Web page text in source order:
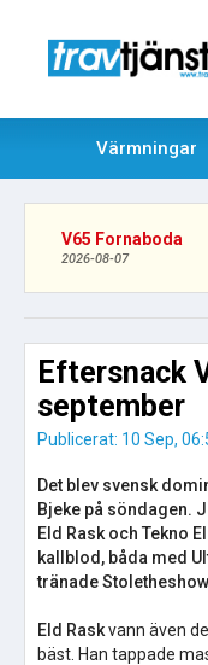
Värmningar
V65 Fornaboda
2026-08-07
Eftersnack
september
Publicerat: 10 Sep,
Det blev svensk
Bjeke på söndagen.
Eld Rask och Tekno
kallblod, båda med
tränade
Eld Raskvann även
bäst. Han tappade